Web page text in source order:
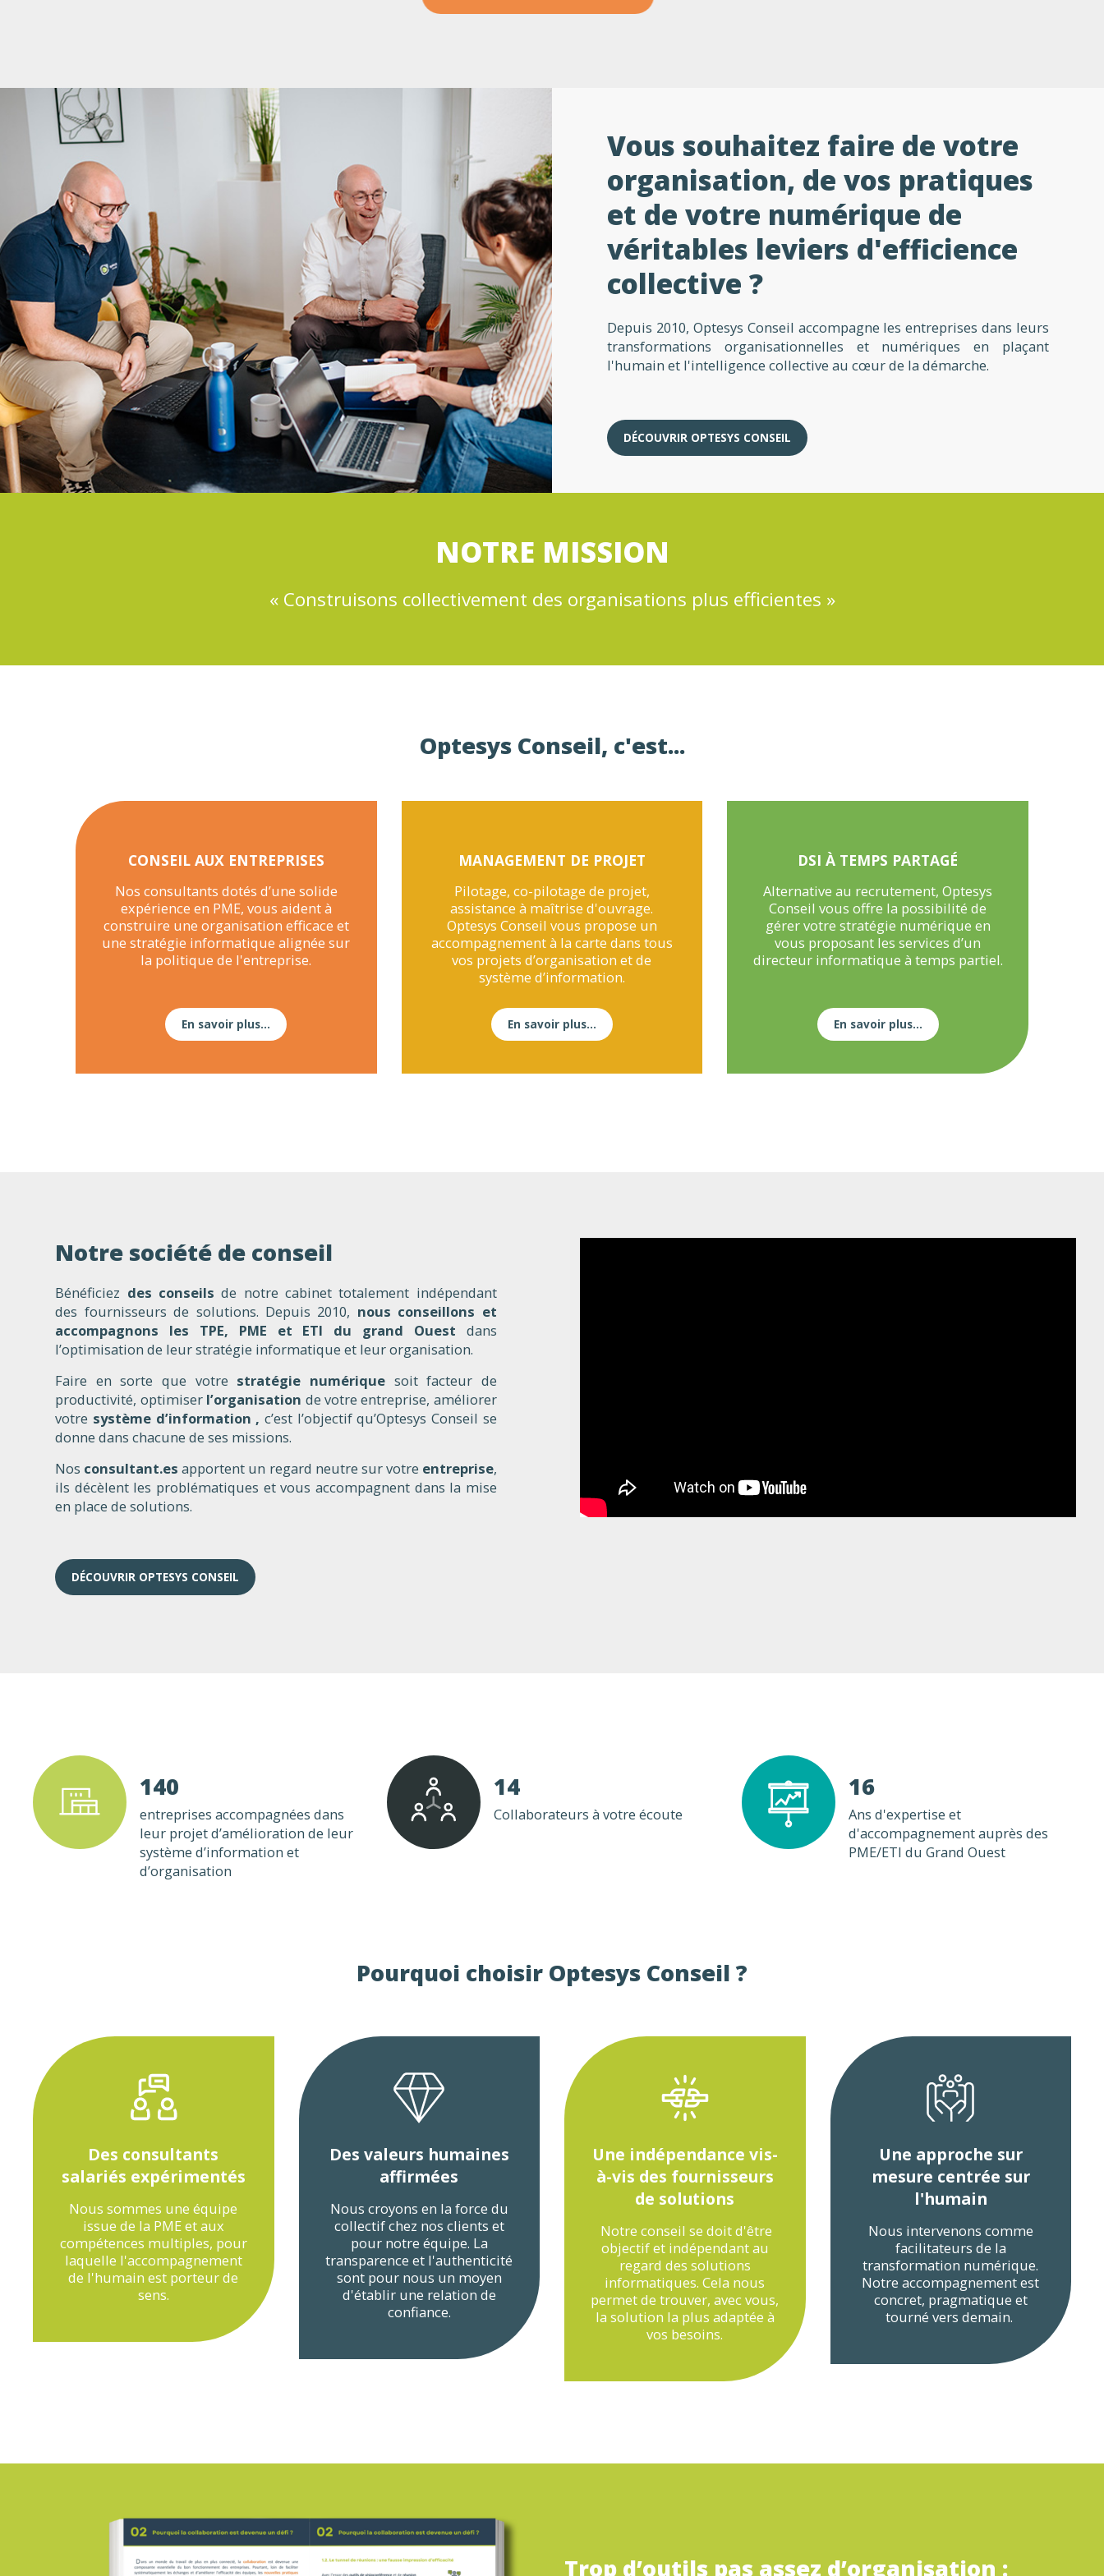
Vous souhaitez faire de votre
organisation, de vos pratiques
et de votre numérique de
véritables leviers d'efficience
collective ?
Depuis 2010, Optesys Conseil accompagne les entreprises dans leurs
transformations organisationnelles et numériques en plaçant
l'humain et l'intelligence collective au cœur de la démarche.
DÉCOUVRIR OPTESYS CONSEIL
NOTRE MISSION
« Construisons collectivement des organisations plus efficientes »
Optesys Conseil, c'est...
CONSEIL AUX ENTREPRISES
Nos consultants dotés d’une solide
expérience en PME, vous aident à
construire une organisation efficace et
une stratégie informatique alignée sur
la politique de l'entreprise.
En savoir plus...
MANAGEMENT DE PROJET
Pilotage, co-pilotage de projet,
assistance à maîtrise d'ouvrage.
Optesys Conseil vous propose un
accompagnement à la carte dans tous
vos projets d’organisation et de
système d’information.
En savoir plus...
DSI À TEMPS PARTAGÉ
Alternative au recrutement, Optesys
Conseil vous offre la possibilité de
gérer votre stratégie numérique en
vous proposant les services d’un
directeur informatique à temps partiel.
En savoir plus...
Notre société de conseil
Bénéficiez des conseils de notre cabinet totalement indépendant
des fournisseurs de solutions. Depuis 2010, nous conseillons et
accompagnons les TPE, PME et ETI du grand Ouest dans
l’optimisation de leur stratégie informatique et leur organisation.
Faire en sorte que votre stratégie numérique soit facteur de
productivité, optimiser l’organisation de votre entreprise, améliorer
votre système d’information , c’est l’objectif qu’Optesys Conseil se
donne dans chacune de ses missions.
Nos consultant.es apportent un regard neutre sur votre entreprise,
ils décèlent les problématiques et vous accompagnent dans la mise
en place de solutions.
DÉCOUVRIR OPTESYS CONSEIL
140
entreprises accompagnées dans
leur projet d’amélioration de leur
système d’information et
d’organisation
14
Collaborateurs à votre écoute
16
Ans d'expertise et
d'accompagnement auprès des
PME/ETI du Grand Ouest
Pourquoi choisir Optesys Conseil ?
Des consultants
salariés expérimentés
Nous sommes une équipe
issue de la PME et aux
compétences multiples, pour
laquelle l'accompagnement
de l'humain est porteur de
sens.
Des valeurs humaines
affirmées
Nous croyons en la force du
collectif chez nos clients et
pour notre équipe. La
transparence et l'authenticité
sont pour nous un moyen
d'établir une relation de
confiance.
Une indépendance vis-
à-vis des fournisseurs
de solutions
Notre conseil se doit d'être
objectif et indépendant au
regard des solutions
informatiques. Cela nous
permet de trouver, avec vous,
la solution la plus adaptée à
vos besoins.
Une approche sur
mesure centrée sur
l'humain
Nous intervenons comme
facilitateurs de la
transformation numérique.
Notre accompagnement est
concret, pragmatique et
tourné vers demain.
Trop d’outils pas assez d’organisation :